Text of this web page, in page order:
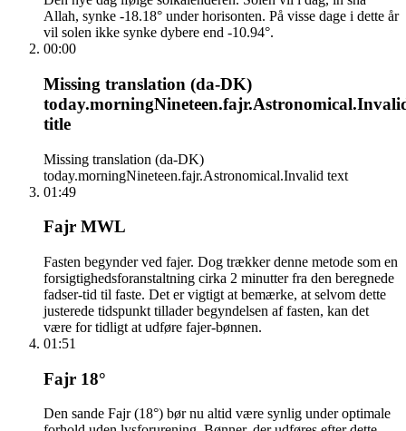
Allah, synke -18.18° under horisonten. På visse dage i dette år
vil solen ikke synke dybere end -10.94°.
00:00
Missing translation (da-DK)
title
Missing translation (da-DK)
today.morningNineteen.fajr.Astronomical.Invalid text
01:49
Fajr MWL
Fasten begynder ved fajer. Dog trækker denne metode som en
forsigtighedsforanstaltning cirka 2 minutter fra den beregnede
fadser-tid til faste. Det er vigtigt at bemærke, at selvom dette
justerede tidspunkt tillader begyndelsen af fasten, kan det
være for tidligt at udføre fajer-bønnen.
01:51
Fajr 18°
Den sande Fajr (18°) bør nu altid være synlig under optimale